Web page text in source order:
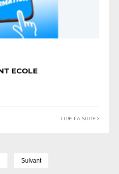
ECOLE
LIRE LA SUITE
Suivant